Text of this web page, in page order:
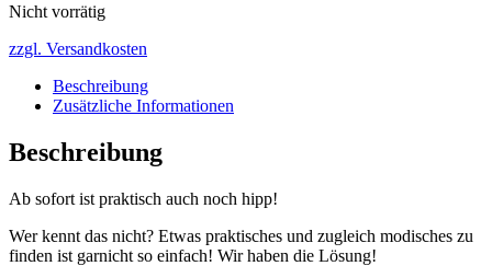
Nicht vorrätig
zzgl. Versandkosten
Beschreibung
Zusätzliche Informationen
Beschreibung
Ab sofort ist praktisch auch noch hipp!
Wer kennt das nicht? Etwas praktisches und zugleich modisches zu
finden ist garnicht so einfach! Wir haben die Lösung!